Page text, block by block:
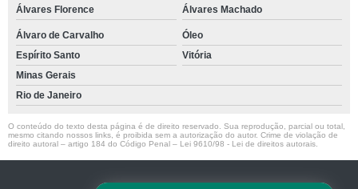
Álvares Florence Álvares Machado
Álvaro de Carvalho
Óleo
Espírito Santo
Vitória
Minas Gerais
Rio de Janeiro
O conteúdo do texto desta página é de direito reservado. Sua reprodução, parcial ou total,
mesmo citando nossos links, é proibida sem a autorização do autor. Crime de violação de
direito autoral – artigo 184 do Código Penal – Lei 9610/98 - Lei de direitos autorais